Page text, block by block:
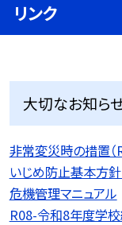
リンク
大切なお知ら
非常変災時の措置（
いじめ防止基本方
危機管理マニュアル
R08-令和8年度学